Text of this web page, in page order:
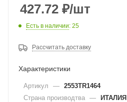
427.72 ₽/шт
Есть в наличии: 25
Рассчитать доставку
Характеристики
Артикул — 2553TR1464
Страна производтва — ИТАЛИЯ